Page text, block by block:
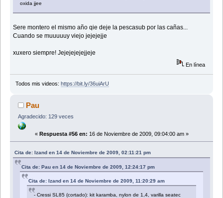
oxida jjee
Sere montero el mismo año qie deje la pescasub por las cañas...
Cuando se muuuuuy viejo jejejejje
xuxero siempre! Jejejejejejjeje
En línea
Todos mis videos: https://bit.ly/36uiArU
Pau
Agradecido: 129 veces
« Respuesta #56 en: 16 de Noviembre de 2009, 09:04:00 am »
Cita de: Izand en 14 de Noviembre de 2009, 02:11:21 pm
Cita de: Pau en 14 de Noviembre de 2009, 12:24:17 pm
Cita de: Izand en 14 de Noviembre de 2009, 11:20:29 am
- Cressi SL85 (cortado): kit karamba, nylon de 1,4, varilla seatec